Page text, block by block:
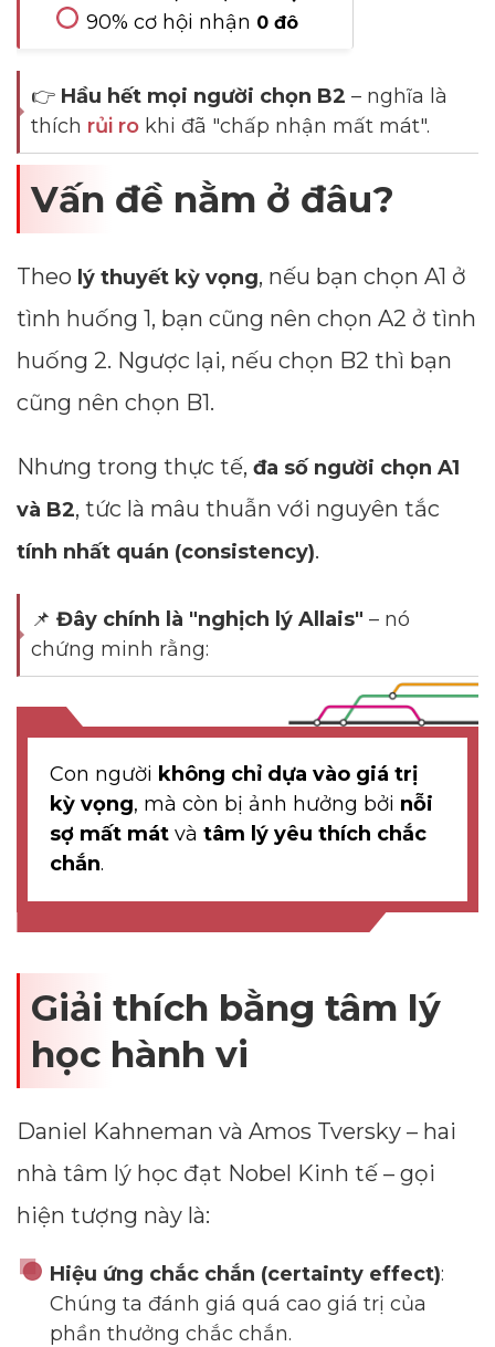
90% cơ hội nhận 0 đô
👉 Hầu hết mọi người chọn B2 – nghĩa là
thích rủi ro khi đã "chấp nhận mất mát".
Vấn đề nằm ở đâu?
Theo lý thuyết kỳ vọng, nếu bạn chọn A1 ở
tình huống 1, bạn cũng nên chọn A2 ở tình
huống 2. Ngược lại, nếu chọn B2 thì bạn
cũng nên chọn B1.
Nhưng trong thực tế, đa số người chọn A1
và B2, tức là mâu thuẫn với nguyên tắc
tính nhất quán (consistency).
📌 Đây chính là "nghịch lý Allais" – nó
chứng minh rằng:
Con người không chỉ dựa vào giá trị
kỳ vọng, mà còn bị ảnh hưởng bởi nỗi
sợ mất mát và tâm lý yêu thích chắc
chắn.
Giải thích bằng tâm lý
học hành vi
Daniel Kahneman và Amos Tversky – hai
nhà tâm lý học đạt Nobel Kinh tế – gọi
hiện tượng này là:
Hiệu ứng chắc chắn (certainty effect):
Chúng ta đánh giá quá cao giá trị của
phần thưởng chắc chắn.